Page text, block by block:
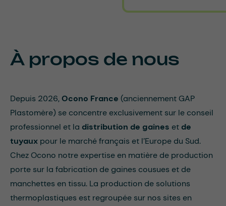
À propos de nous
Depuis 2026,Ocono France (anciennement GAP
Plastomère) se concentre exclusivement sur le conseil
professionnel et la distribution de gaines et de
tuyaux pour le marché français et l’Europe du Sud.
Chez Ocono notre expertise en matière de production
porte sur la fabrication de gaines cousues et de
manchettes en tissu. La production de solutions
thermoplastiques est regroupée sur nos sites en